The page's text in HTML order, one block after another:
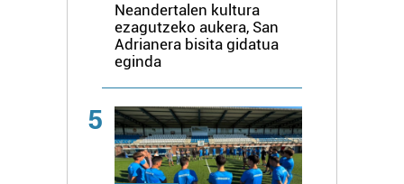
Neandertalen kultura
ezagutzeko aukera, San
Adrianera bisita gidatua
eginda
5